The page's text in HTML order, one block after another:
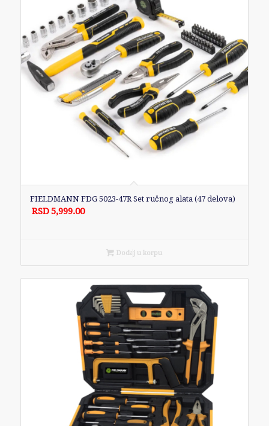
FIELDMANN FDG 5023-47R Set ručnog alata (47 delova)
RSD5,999.00
Dodaj u korpu